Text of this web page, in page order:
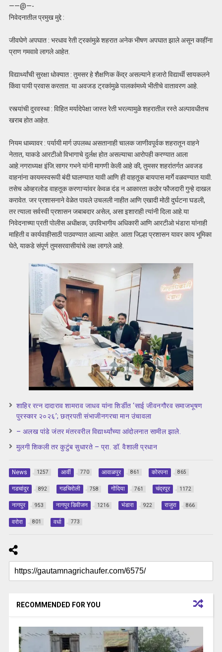
——@—-
निवेदनातील प्रमुख मुद्दे :
जीवघेणे अपघात : भरधाव रेती ट्रकांमुळे शहरात अनेक भीषण अपघात झाले असून काहींना
प्राण गमवावे लागले आहेत.
विद्यार्थ्यांची सुरक्षा धोक्यात : तुमसर हे शैक्षणिक केंद्र असल्याने हजारो विद्यार्थी सायकलने
किंवा पायी प्रवास करतात. या अवजड ट्रकांमुळे पालकांमध्ये भीतीचे वातावरण आहे.
रस्त्यांची दुरवस्था : विहित मर्यादेपेक्षा जास्त रेती भरल्यामुळे शहरातील रस्ते अल्पावधीतच
खराब होत आहेत.
नियम धाब्यावर : पर्यायी मार्ग उपलब्ध असतानाही चालक जाणीवपूर्वक शहरातून वाहने
नेतात, याकडे आरटीओ विभागाचे दुर्लक्ष होत असल्याचा आरोपही करण्यात आला
आहे.नगराध्यक्ष इंजि.सागर गभने यांनी मागणी केली आहे की, तुमसर शहरांतर्गत अवजड
वाहनांना कायमस्वरूपी बंदी घालण्यात यावी आणि ही वाहतूक बायपास मार्गे वळवण्यात यावी.
तसेच ओव्हरलोड वाहतूक करणाऱ्यांवर केवळ दंड न आकारता कठोर फौजदारी गुन्हे दाखल
करावेत. जर प्रशासनाने वेळेत पावले उचलली नाहीत आणि एखादी मोठी दुर्घटना घडली,
तर त्याला सर्वस्वी प्रशासन जबाबदार असेल, असा इशाराही त्यांनी दिला आहे.या
निवेदनाच्या प्रती पोलीस अधीक्षक, उपविभागीय अधिकारी आणि आरटीओ भंडारा यांनाही
माहिती व कार्यवाहीसाठी पाठवण्यात आल्या आहेत. आता जिल्हा प्रशासन यावर काय भूमिका
घेते, याकडे संपूर्ण तुमसरवासीयांचे लक्ष लागले आहे.
शाहिर रत्न दादाराव शामराव जाधव यांना शिर्डीत ‘साई जीवनगौरव समाजभूषण
पुरस्कार २०२६’; छत्रपती संभाजीनगरचा मान उंचावला
– अलख पांडे जंतर मंतरवरील विद्यार्थ्यांच्या आंदोलनात सामील झाले.
मुलगी शिकली तर कुटुंब सुधारते – प्रा. डॉ. वैशाली प्रधान
News 1257 आर्वी 770 आवाळपुर 861 कोरपना 865
गडचांदुर 892 गडचिरोली 758 गोंदिया 761 चंद्रपूर 1172
नागपुर 953 नागपुर डिवीजन 1216 भंडारा 922 राजुरा 866
वरोरा 801 वर्धा 773
RECOMMENDED FOR YOU